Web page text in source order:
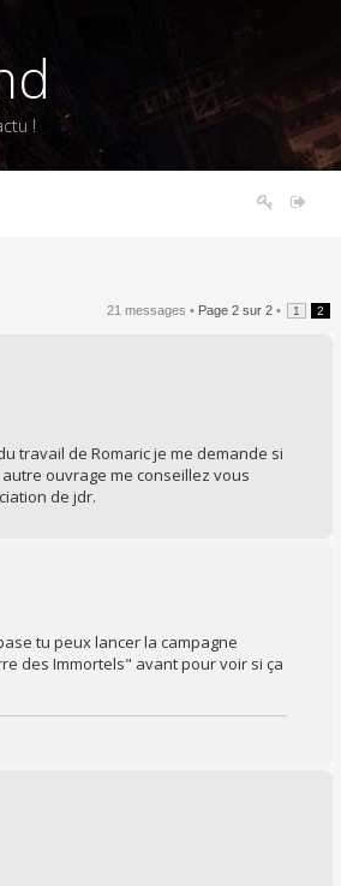
!
21 messages • Page 2 sur 2 • 1 2
travail de Romaric je me demande si
ouvrage me conseillez vous
de jdr.
tu peux lancer la campagne
des Immortels" avant pour voir si ça